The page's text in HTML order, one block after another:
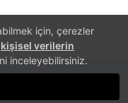
için, çerezler
kişisel verilerin
inceleyebilirsiniz.